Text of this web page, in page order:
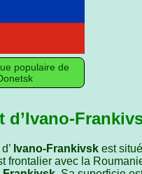
populaire de
d’Ivano-
Ivano-Frankivskest
frontalier avec la